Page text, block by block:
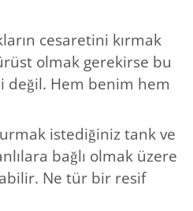
cesaretini kırmak
olmak gerekirse bu
değil. Hem benim hem
istediğiniz tank ve
bağlı olmak üzere
Ne tür bir resif